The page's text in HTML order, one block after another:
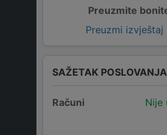
Preuzmite
Preuzmi
SAŽETAK POSLOVANJA
Računi Nije